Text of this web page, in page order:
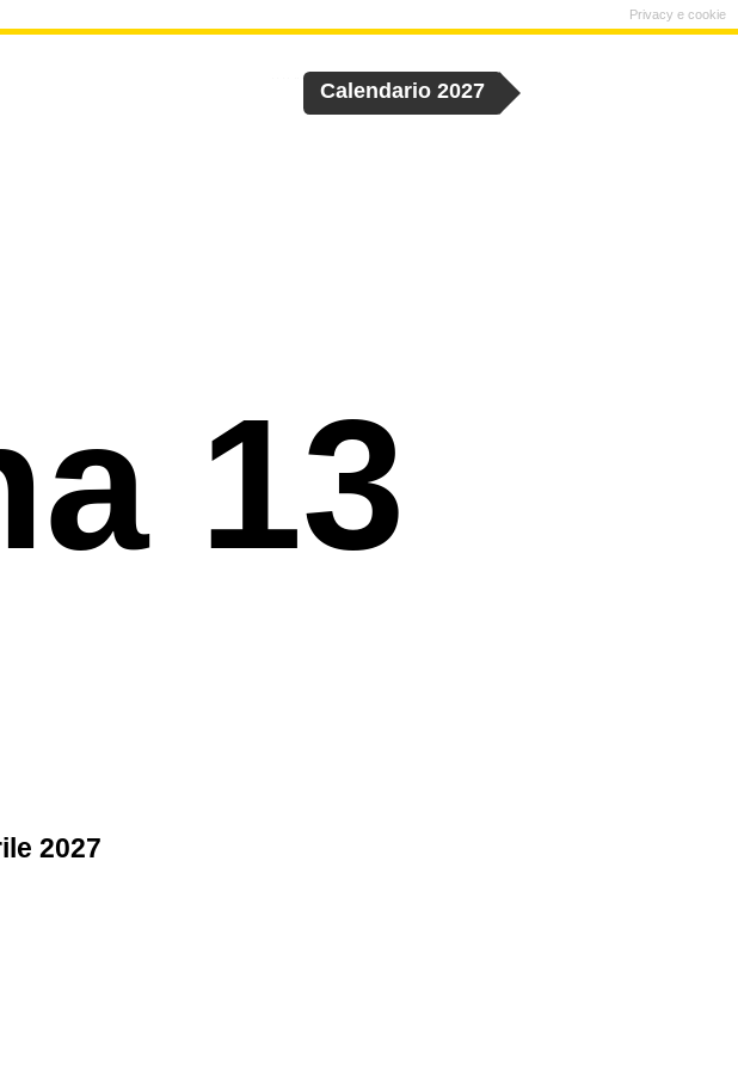
13
2027
Calendario 2027
Privacy e cookie